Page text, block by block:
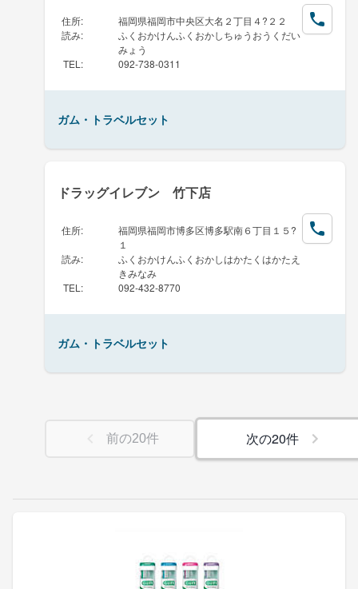
住所:
福岡県福岡市中央区大名２丁目４?２２
読み:
ふくおかけんふくおかしちゅうおうくだい
みょう
TEL : 092-738-0311
ガム・トラベルセット
ドラッグイレブン 竹下店
住所:
福岡県福岡市博多区博多駅南６丁目１５?
１
読み:
ふくおかけんふくおかしはかたくはかたえ
きみなみ
TEL : 092-432-8770
ガム・トラベルセット
前の20件 次の20件